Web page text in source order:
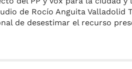
de Rocío Anguita Valladolid
de desestimar el recurso